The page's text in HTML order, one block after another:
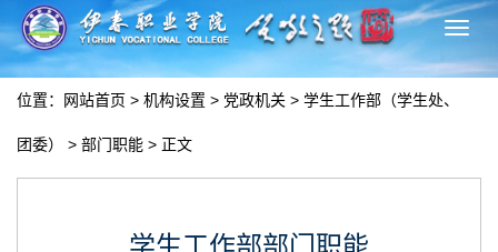
切
换
位置： 网站首页 > 机构设置 > 党政机关 > 学生工作部（学生处、
团委） > 部门职能 > 正文
学生工作部部门职能